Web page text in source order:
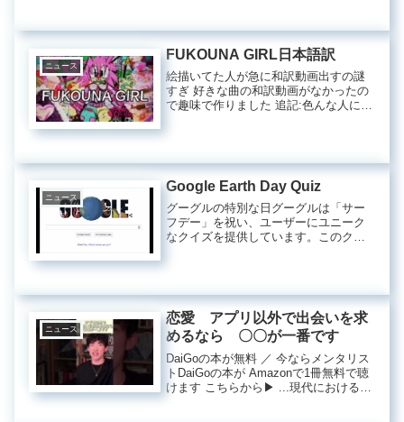
加しており、多くの人々がその被害に
遭う可能性が...
ニュース
FUKOUNA GIRL日本語訳
絵描いてた人が急に和訳動画出すの謎
すぎ 好きな曲の和訳動画がなかったの
で趣味で作りました 追記:色んな人に自
作品が数多く存在します。...
ニュース
Google Earth Day Quiz
グーグルの特別な日グーグルは「サー
フデー」を祝い、ユーザーにユニーク
なクイズを提供しています。このクイ
ることができます。さらに、グーグル
は...
ニュース
恋愛 アプリ以外で出会いを求
めるなら 〇〇が一番です
DaiGoの本が無料 ／ 今ならメンタリス
トDaiGoの本が Amazonで1冊無料で聴
けます こちらから▶︎ ...現代における出